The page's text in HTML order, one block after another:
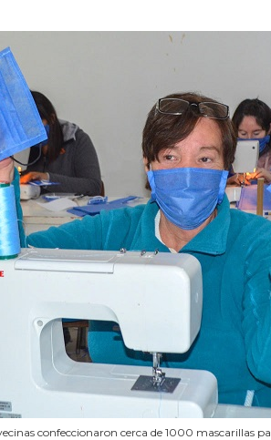
confeccionaron cerca de 1000 mascarillas